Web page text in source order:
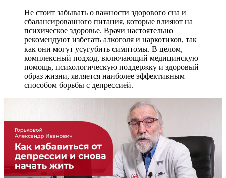
Не стоит забывать о важности здорового сна и
сбалансированного питания, которые влияют на
психическое здоровье. Врачи настоятельно
рекомендуют избегать алкоголя и наркотиков, так
как они могут усугубить симптомы. В целом,
комплексный подход, включающий медицинскую
помощь, психологическую поддержку и здоровый
образ жизни, является наиболее эффективным
способом борьбы с депрессией.